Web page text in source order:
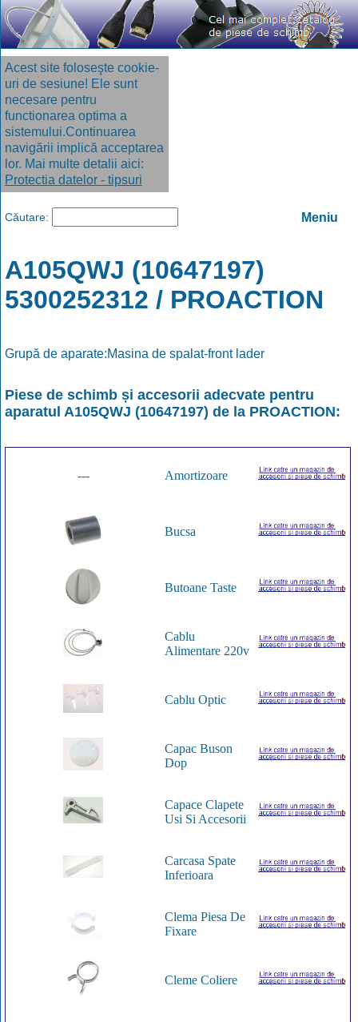
Acest site foloseşte cookie-
uri de sesiune! Ele sunt
necesare pentru
functionarea optima a
sistemului.Continuarea
navigării implică acceptarea
lor. Mai multe detalii aici:
Protectia datelor - tipsuri
A105QWJ (10647197)
5300252312 / PROACTION
Grupă de aparate:Masina de spalat-front lader
Piese de schimb și accesorii adecvate pentru
aparatul A105QWJ (10647197) de la PROACTION:
--- Amortizoare
Bucsa
Butoane Taste
Cablu
Alimentare 220v
Cablu Optic
Capac Buson
Dop
Capace Clapete
Usi Si Accesorii
Carcasa Spate
Inferioara
Clema Piesa De
Fixare
Cleme Coliere
Căutare: Meniu